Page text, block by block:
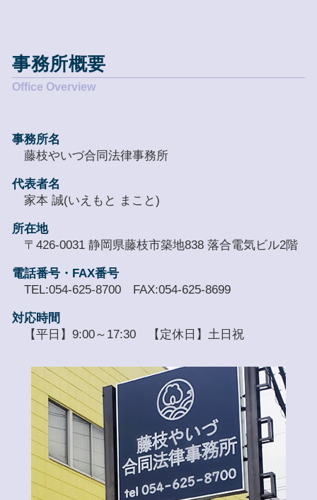
事務所概要
事務所名
藤枝やいづ合同法律事務所
代表者名
家本 誠(いえもと まこと)
所在地
〒426-0031 静岡県藤枝市築地838 落合電気ビル2階
電話番号・FAX番号
TEL:054-625-8700 FAX:054-625-8699
対応時間
【平日】9:00～17:30 【定休日】土日祝